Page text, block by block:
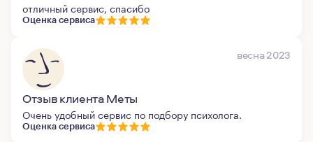
отличный сервис, спасибо
Оценка сервиса
весна 2023
Отзыв клиента Меты
Очень удобный сервис по подбору психолога.
Оценка сервиса